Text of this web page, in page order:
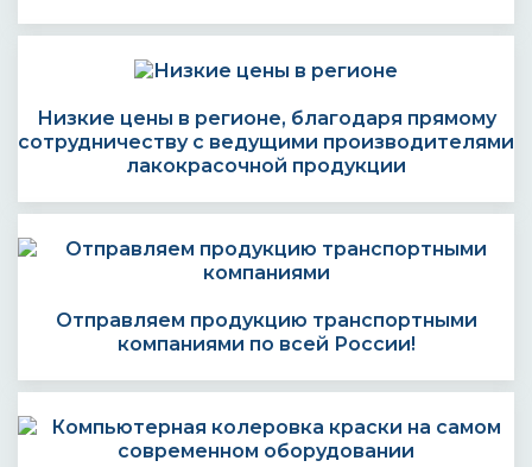
Низкие цены в регионе, благодаря прямому
сотрудничеству с ведущими производителями
лакокрасочной продукции
Отправляем продукцию транспортными
компаниями по всей России!